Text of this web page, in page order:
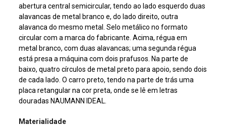
abertura central semicircular, tendo ao lado esquerdo duas
alavancas de metal branco e, do lado direito, outra
alavanca do mesmo metal. Selo metálico no formato
circular com a marca do fabricante. Acima, régua em
metal branco, com duas alavancas; uma segunda régua
está presa a máquina com dois prafusos. Na parte de
baixo, quatro círculos de metal preto para apoio, sendo dois
de cada lado. O carro preto, tendo na parte de trás uma
placa retangular na cor preta, onde se lê em letras
douradas NAUMANN IDEAL.
Materialidade